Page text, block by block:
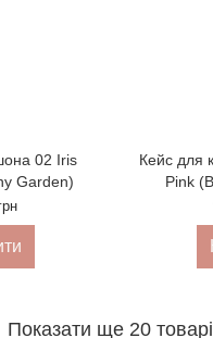
02 Iris
Garden)
Кейс для
Pink
Показати ще 20